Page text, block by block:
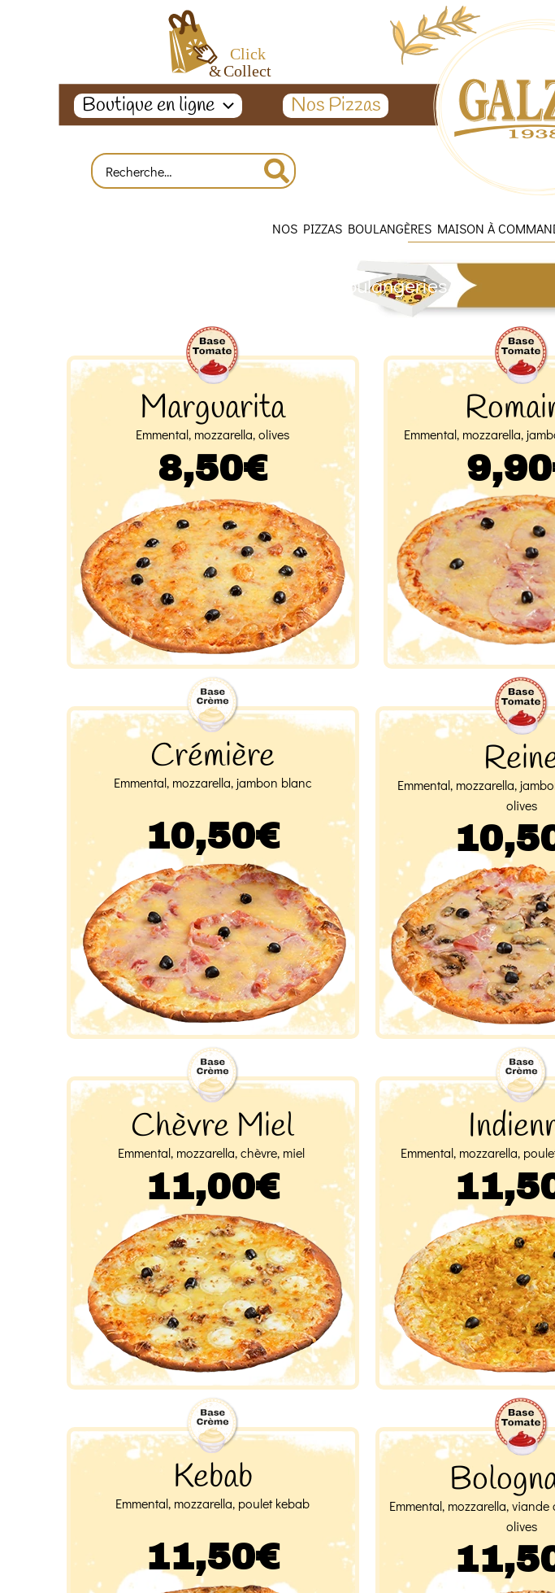
Boutique en ligne Nos Pizzas
Search
for:
NOS PIZZAS BOULANGÈRES MAISON À
Liste de nos boulangeries
Marguarita
Emmental, mozzarella, olives
8,50€
Emmental, mozzarella,
Crémière
Emmental, mozzarella, jambon blanc
10,50€
Emmental, mozzarella,
olives
Chèvre Miel
Emmental, mozzarella, chèvre, miel
11,00€
Emmental, mozzarella,
Kebab
Emmental, mozzarella, poulet kebab
11,50€
Emmental, mozzarella,
olives